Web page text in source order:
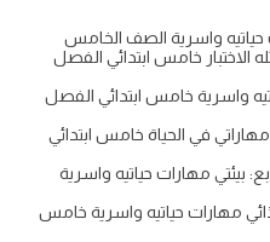
واسرية الصف الخامس
خامس ابتدائي الفصل
واسرية خامس ابتدائي الفصل
في الحياة خامس ابتدائي
مهارات حياتيه واسرية
مهارات حياتيه واسرية خامس